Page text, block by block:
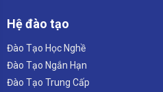
Hệ đào tạo
Đào Tạo Học Nghề
Đào Tạo Ngắn Hạn
Đào Tạo Trung Cấp